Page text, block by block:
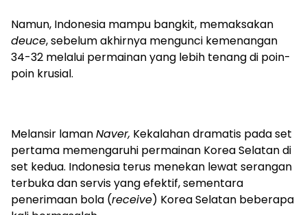
Namun, Indonesia mampu bangkit, memaksakan
deuce, sebelum akhirnya mengunci kemenangan
34-32 melalui permainan yang lebih tenang di poin-
poin krusial.
Melansir lamanNaver, Kekalahan dramatis pada set
pertama memengaruhi permainan Korea Selatan di
set kedua. Indonesia terus menekan lewat serangan
terbuka dan servis yang efektif, sementara
penerimaan bola (receive) Korea Selatan beberapa